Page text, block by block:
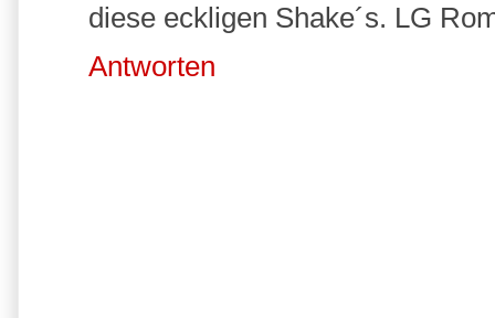
diese eckligen Shake´s. LG
Antworten